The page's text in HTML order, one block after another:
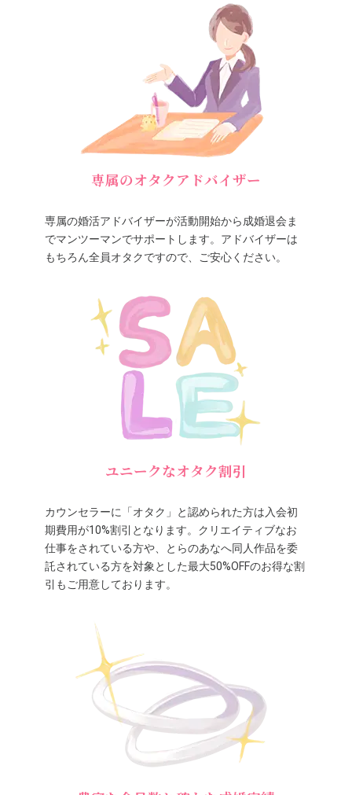
専属のオタクアドバイザー
専属の婚活アドバイザーが活動開始から成婚退会ま
でマンツーマンでサポートします。アドバイザーは
もちろん全員オタクですので、ご安心ください。
ユニークなオタク割引
カウンセラーに「オタク」と認められた方は入会初
期費用が10%割引となります。クリエイティブなお
仕事をされている方や、とらのあなへ同人作品を委
託されている方を対象とした最大50%OFFのお得な割
引もご用意しております。